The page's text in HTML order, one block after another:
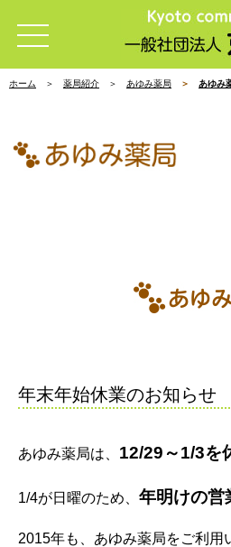
ホーム 薬局紹介 あゆみ薬局 あゆみ
年末年始休業のお知らせ
あゆみ薬局は、 12/29～1/3を
1/4が日曜のため、 年明けの営
2015年も、あゆみ薬局をご利